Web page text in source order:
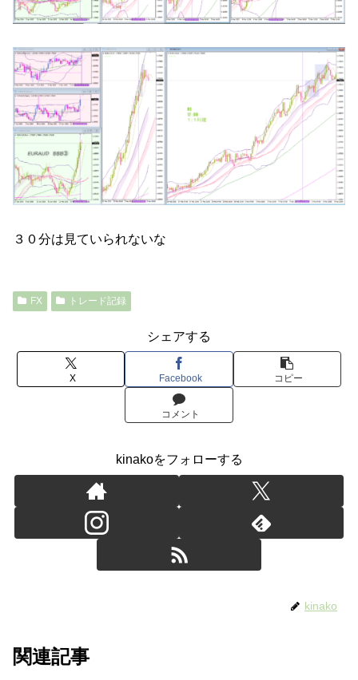
３０分は見ていられないな
FX トレード記録
シェアする
X Facebook コピー
コメント
kinakoをフォローする
kinako
関連記事